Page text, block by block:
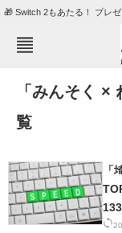
🎁 Switch 2もあたる！ プレ
TOP
エンタメ
住まい
動物
「みんそく ×
覧
「
ッ